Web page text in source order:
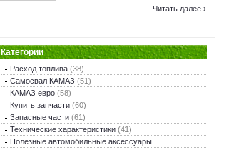
Читать далее ›
Категории
Расход топлива (38)
Самосвал КАМАЗ (51)
КАМАЗ евро (58)
Купить запчасти (60)
Запасные части (61)
Технические характеристики (41)
Полезные автомобильные аксессуары